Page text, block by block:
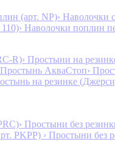
(арт. NP)› Наволочки
› Наволочки поплин
R)› Простыни на
Простынь АкваСтоп›
на резинке
› Простыни без
PKPP) › Простыни без